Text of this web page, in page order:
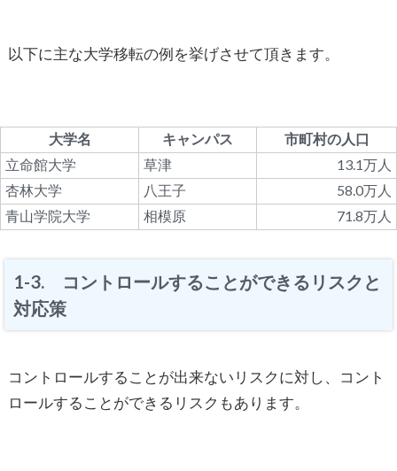
以下に主な大学移転の例を挙げさせて頂きます。
大学名 キャンパス
市町村の人口
立命館大学
草津
13.1万人
杏林大学
八王子
58.0万人
青山学院大学
相模原 71.8万人
1-3. コントロールすることができるリスクと
対応策
コントロールすることが出来ないリスクに対し、コント
ロールすることができるリスクもあります。